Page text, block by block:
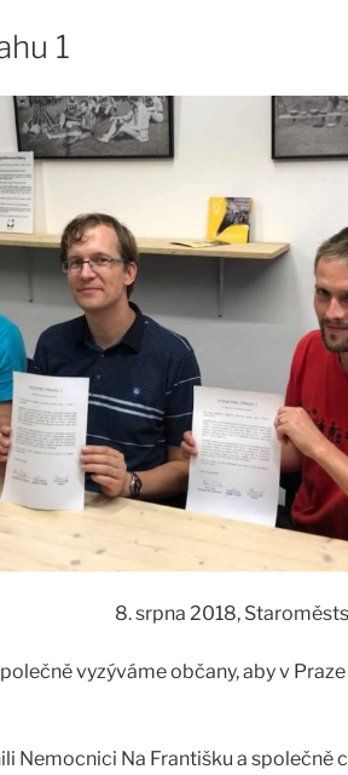
ubytovacích
služeb
právnímu
1
8. srpna 2018,
vyzýváme občany, aby v
Nemocnici Na Františku a společně